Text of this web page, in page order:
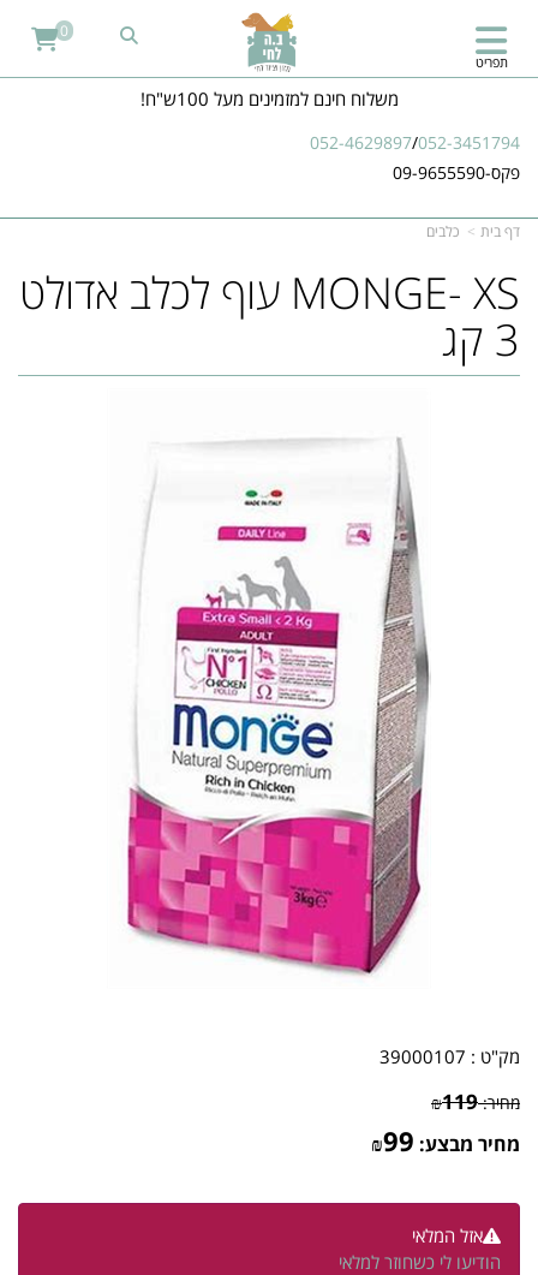
משלוח חינם למזמינים מעל 100ש"ח!
052-4629897/052-3451794
פקס-09-9655590
תפריט
0
דף בית כלבים
MONGE- XS עוף לכלב אדולט
3 קג
מק"ט : 39000107
מחיר: ₪119
מחיר מבצע: ₪99
אזל המלאי
הודיעו לי כשחוזר למלאי